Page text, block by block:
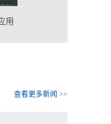
石英纤维在高档建筑消防防
查看更多新闻 >>